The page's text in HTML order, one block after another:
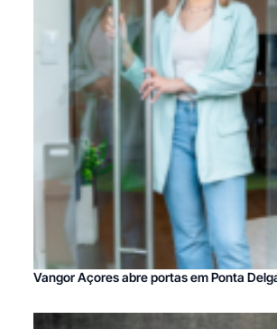
Vangor Açores abre portas em Ponta